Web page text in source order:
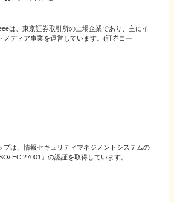
は、東京証券取引所の上場企業であり、主にイ
メディア事業を運営しています。(証券コー
プは、情報セキュリティマネジメントシステムの
IEC 27001」の認証を取得しています。